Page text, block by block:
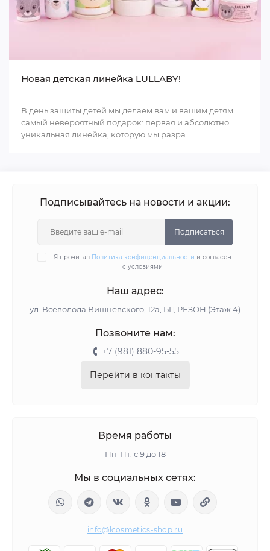
Новая детская линейка LULLABY!
В день защиты детей мы делаем вам и вашим детям
самый невероятный подарок: первая и абсолютно
уникальная линейка, которую мы разра..
Подписывайтесь на новости и акции:
Подписаться
Я прочитал Политика конфиденциальности и согласен
с условиями
Наш адрес:
ул. Всеволода Вишневского, 12а, БЦ РЕЗОН (Этаж 4)
Позвоните нам:
+7 (981) 880-95-55
Перейти в контакты
Время работы
Пн-Пт: с 9 до 18
Мы в социальных сетях:
info@lcosmetics-shop.ru